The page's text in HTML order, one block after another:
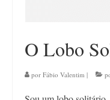
O Lobo
por Fábio Valentim |